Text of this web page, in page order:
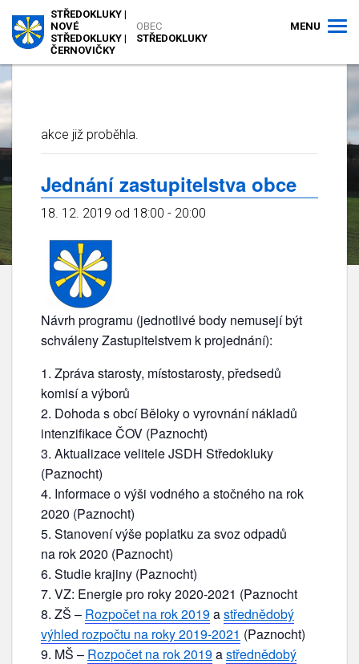
OBEC
STŘEDOKLUKY
STŘEDOKLUKY |
NOVÉ
STŘEDOKLUKY |
ČERNOVIČKY
MENU
akce již proběhla.
Jednání zastupitelstva obce
18. 12. 2019 od 18:00 - 20:00
Návrh programu (jednotlivé body nemusejí být
schváleny Zastupitelstvem k projednání):
Zpráva starosty, místostarosty, předsedů
komisí a výborů
Dohoda s obcí Běloky o vyrovnání nákladů
intenzifikace ČOV (Paznocht)
Aktualizace velitele JSDH Středokluky
(Paznocht)
Informace o výši vodného a stočného na rok
2020 (Paznocht)
Stanovení výše poplatku za svoz odpadů
na rok 2020 (Paznocht)
Studie krajiny (Paznocht)
VZ: Energie pro roky 2020-2021 (Paznocht
ZŠ – Rozpočet na rok 2019astřednědobý
výhled rozpočtu na roky 2019-2021 (Paznocht)
MŠ – Rozpočet na rok 2019astřednědobý